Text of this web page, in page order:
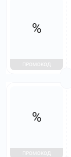
%
ПРОМОКОД
%
ПРОМОКОД